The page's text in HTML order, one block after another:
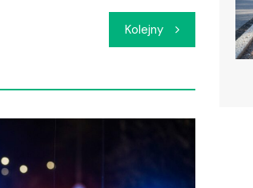
Kolejny